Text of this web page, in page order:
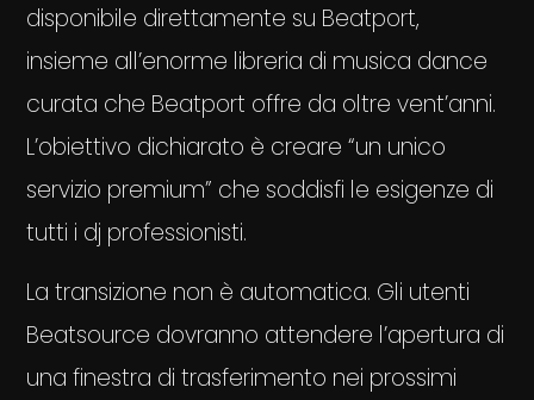
disponibile direttamente su Beatport,
insieme all’enorme libreria di musica dance
curata che Beatport offre da oltre vent’anni.
L’obiettivo dichiarato è creare “un unico
servizio premium” che soddisfi le esigenze di
tutti i dj professionisti.
La transizione non è automatica. Gli utenti
Beatsource dovranno attendere l’apertura di
una finestra di trasferimento nei prossimi